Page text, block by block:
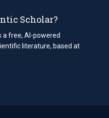
Scholar?
a free, AI-powered
literature, based at